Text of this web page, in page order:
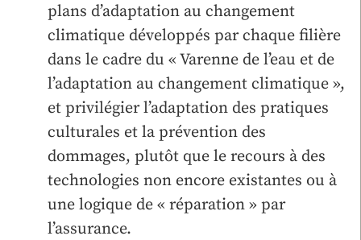
plans d’adaptation au changement
climatique développés par chaque filière
dans le cadre du « Varenne de l’eau et de
l’adaptation au changement climatique »,
et privilégier l’adaptation des pratiques
culturales et la prévention des
dommages, plutôt que le recours à des
technologies non encore existantes ou à
une logique de « réparation » par
l’assurance.